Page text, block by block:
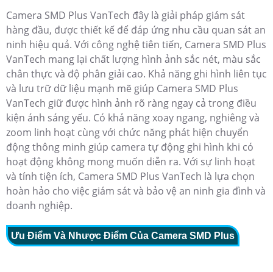
Camera SMD Plus VanTech đây là giải pháp giám sát
hàng đầu, được thiết kế để đáp ứng nhu cầu quan sát an
ninh hiệu quả. Với công nghệ tiên tiến, Camera SMD Plus
VanTech mang lại chất lượng hình ảnh sắc nét, màu sắc
chân thực và độ phân giải cao. Khả năng ghi hình liên tục
và lưu trữ dữ liệu mạnh mẽ giúp Camera SMD Plus
VanTech giữ được hình ảnh rõ ràng ngay cả trong điều
kiện ánh sáng yếu. Có khả năng xoay ngang, nghiêng và
zoom linh hoạt cùng với chức năng phát hiện chuyển
động thông minh giúp camera tự động ghi hình khi có
hoạt động không mong muốn diễn ra. Với sự linh hoạt
và tính tiện ích, Camera SMD Plus VanTech là lựa chọn
hoàn hảo cho việc giám sát và bảo vệ an ninh gia đình và
doanh nghiệp.
Ưu Điểm Và Nhược Điểm Của Camera SMD Plus